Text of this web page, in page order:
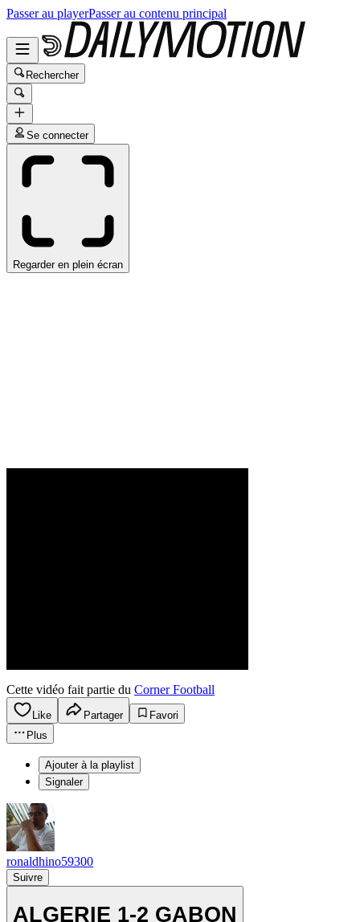
Passer au playerPasser au contenu principal
Rechercher
Se connecter
Regarder en plein écran
Cette vidéo fait partie du Corner Football
Like Partager
Favori
Plus
Ajouter à la playlist
Signaler
ronaldhino59300
Suivre
ALGERIE 1-2 GABON